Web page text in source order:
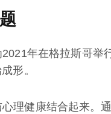
年在格拉斯哥举
形。
理健康结合起来。